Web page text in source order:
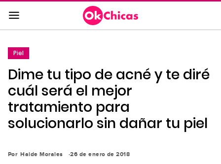
Saltar
al
contenido
la
navegación
principal
Piel
Dime tu tipo de acné y te diré
cuál será el mejor
tratamiento para
solucionarlo sin dañar tu piel
Por Haide Morales 26 de enero de 2018